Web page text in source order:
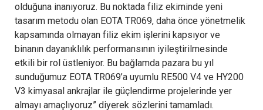
olduğuna inanıyoruz. Bu noktada filiz ekiminde yeni
tasarım metodu olan EOTA TR069, daha önce yönetmelik
kapsamında olmayan filiz ekim işlerini kapsıyor ve
binanın dayanıklılık performansının iyileştirilmesinde
etkili bir rol üstleniyor. Bu bağlamda pazara bu yıl
sunduğumuz EOTA TR069’a uyumlu RE500 V4 ve HY200
V3 kimyasal ankrajlar ile güçlendirme projelerinde yer
almayı amaçlıyoruz” diyerek sözlerini tamamladı.